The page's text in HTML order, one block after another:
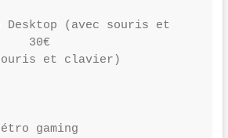
(avec souris et
30€
et clavier)
gaming